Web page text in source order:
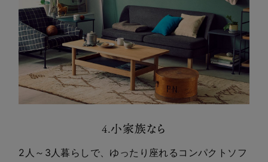
4.小家族なら
2人～3人暮らしで、ゆったり座れるコンパクトソフ